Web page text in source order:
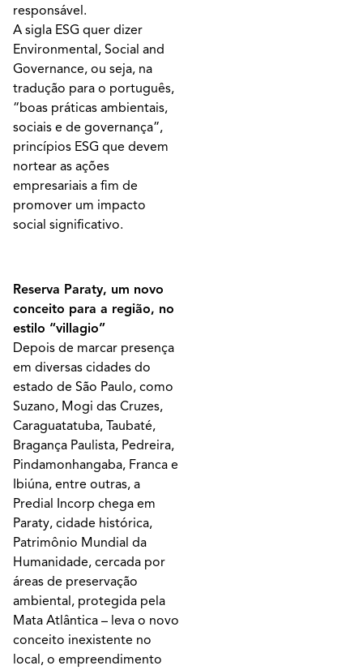
responsável.
A sigla ESG quer dizer
Environmental, Social and
Governance, ou seja, na
tradução para o português,
“boas práticas ambientais,
sociais e de governança”,
princípios ESG que devem
nortear as ações
empresariais a fim de
promover um impacto
social significativo.
Reserva Paraty, um novo
conceito para a região, no
estilo “villagio”
Depois de marcar presença
em diversas cidades do
estado de São Paulo, como
Suzano, Mogi das Cruzes,
Caraguatatuba, Taubaté,
Bragança Paulista, Pedreira,
Pindamonhangaba, Franca e
Ibiúna, entre outras, a
Predial Incorp chega em
Paraty, cidade histórica,
Patrimônio Mundial da
Humanidade, cercada por
áreas de preservação
ambiental, protegida pela
Mata Atlântica – leva o novo
conceito inexistente no
local, o empreendimento